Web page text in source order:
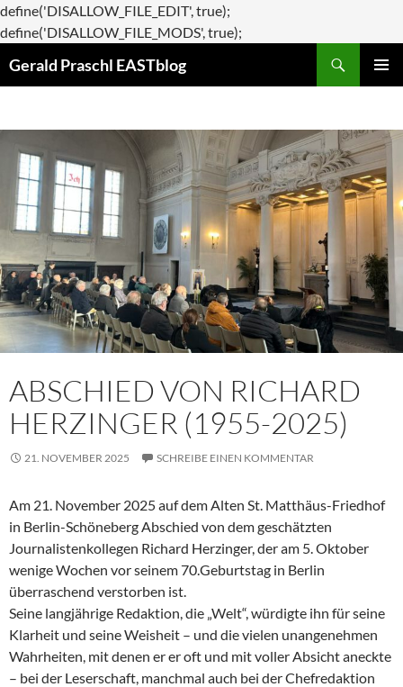
define('DISALLOW_FILE_EDIT', true);
define('DISALLOW_FILE_MODS', true);
Gerald Praschl EASTblog
ABSCHIED VON RICHARD
HERZINGER (1955-2025)
21. NOVEMBER 2025 SCHREIBE EINEN KOMMENTAR
Am 21. November 2025 auf dem Alten St. Matthäus-Friedhof
in Berlin-Schöneberg Abschied von dem geschätzten
Journalistenkollegen Richard Herzinger, der am 5. Oktober
wenige Wochen vor seinem 70.Geburtstag in Berlin
überraschend verstorben ist.
Seine langjährige Redaktion, die „Welt“, würdigte ihn für seine
Klarheit und seine Weisheit – und die vielen unangenehmen
Wahrheiten, mit denen er er oft und mit voller Absicht aneckte
– bei der Leserschaft, manchmal auch bei der Chefredaktion